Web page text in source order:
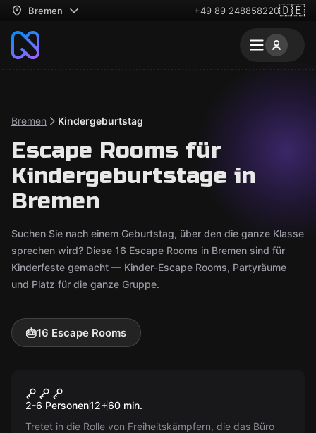
Bremen +49 89 248858220🇩🇪
Bremen Kindergeburtstag
Escape Rooms für
Kindergeburtstage in
Bremen
Suchen Sie nach einem Geburtstag, über den die ganze Klasse
sprechen wird? Diese 16 Escape Rooms in Bremen sind für
Kinderfeste gemacht — Kinder-Escape Rooms, Partyräume
und Platz für die ganze Gruppe.
🎂16 Escape Rooms
Die Blutdiamanten von
Rabuun
2-6 Personen12+60 min.
Tretet in die Rolle von Freiheitskämpfern, die das Büro